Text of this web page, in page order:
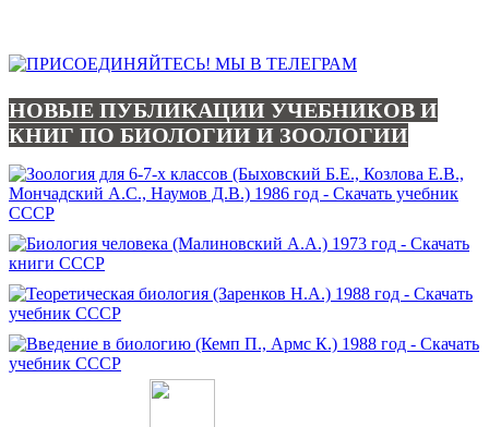
НОВЫЕ ПУБЛИКАЦИИ УЧЕБНИКОВ И
КНИГ ПО БИОЛОГИИ И ЗООЛОГИИ